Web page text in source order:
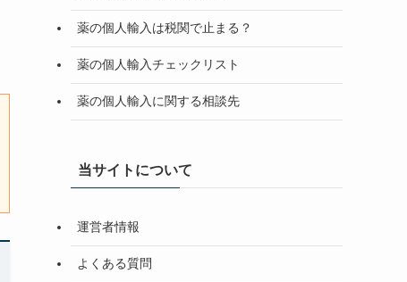
薬の個人輸入は税関で止まる？
薬の個人輸入チェックリスト
薬の個人輸入に関する相談先
当サイトについて
運営者情報
よくある質問